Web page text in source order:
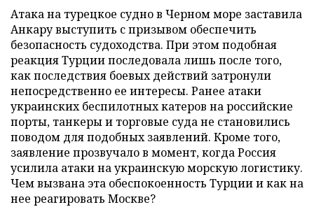
Атака на турецкое судно в Черном море заставила
Анкару выступить с призывом обеспечить
безопасность судоходства. При этом подобная
реакция Турции последовала лишь после того,
как последствия боевых действий затронули
непосредственно ее интересы. Ранее атаки
украинских беспилотных катеров на российские
порты, танкеры и торговые суда не становились
поводом для подобных заявлений. Кроме того,
заявление прозвучало в момент, когда Россия
усилила атаки на украинскую морскую логистику.
Чем вызвана эта обеспокоенность Турции и как на
нее реагировать Москве?